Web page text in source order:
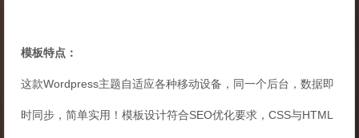
模板特点：
这款Wordpress主题自适应各种移动设备，同一个后台，数据即
时同步，简单实用！模板设计符合SEO优化要求，CSS与HTML